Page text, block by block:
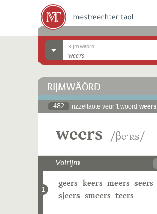
Rijmwäörd
RIJMWÄÖRD
482 rizzeltaote veur 't woord weers
weers /βeˑʀs/
Volrijm
1
geers keers meers seers
sjeers smeers teers